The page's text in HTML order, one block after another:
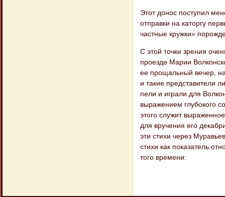
Этот донос поступил
отправки на каторгу
частные кружки»
С этой точки зрения
проезде Марии
ее прощальный вечер,
и такие представители
пели и играли для
выражением глубокого
этого служит
для вручения его
эти стихи через
стихи как показатель
того времени: